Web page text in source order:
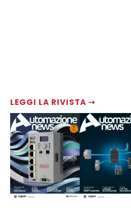
LEGGI LA RIVISTA ⇢